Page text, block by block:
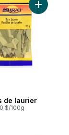
(Pisi Haldi) au
de laurier
$/100g
Ajouter